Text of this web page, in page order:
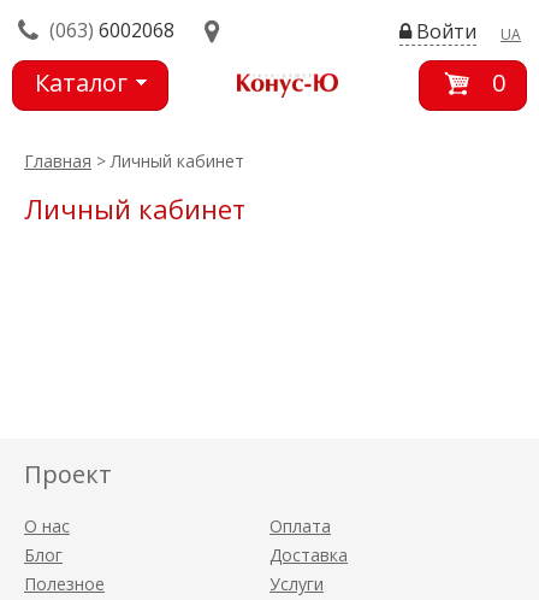
(063) 6002068 UA
Войти
Каталог
0
Главная > Личный кабинет
Личный кабинет
Проект
О нас
Блог
Полезное
Оплата
Доставка
Услуги